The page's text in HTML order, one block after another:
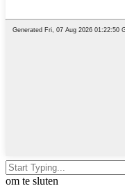
om te sluten